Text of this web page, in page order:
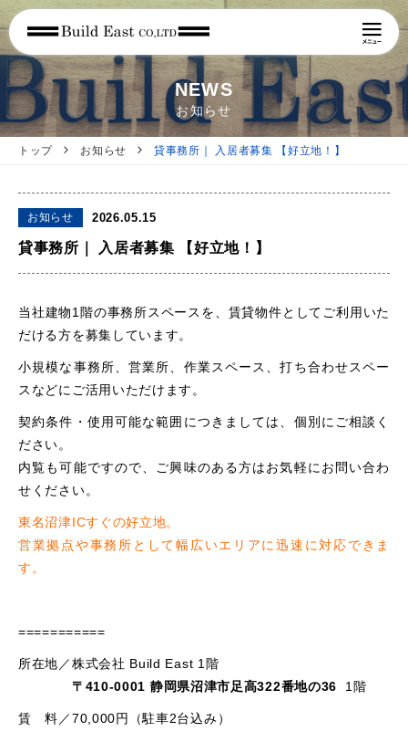
NEWS
お知らせ
トップ お知らせ 貸事務所｜ 入居者募集 【好立地！】
お知らせ 2026.05.15
貸事務所｜ 入居者募集 【好立地！】
当社建物1階の事務所スペースを、賃貸物件としてご利用いた
だける方を募集しています。
小規模な事務所、営業所、作業スペース、打ち合わせスペー
スなどにご活用いただけます。
契約条件・使用可能な範囲につきましては、個別にご相談く
ださい。
内覧も可能ですので、ご興味のある方はお気軽にお問い合わ
せください。
東名沼津ICすぐの好立地。
営業拠点や事務所として幅広いエリアに迅速に対応できま
す。
===========
所在地／株式会社 Build East 1階
〒410-0001 静岡県沼津市足高322番地の36
1階
賃 料／70,000円（駐車2台込み）